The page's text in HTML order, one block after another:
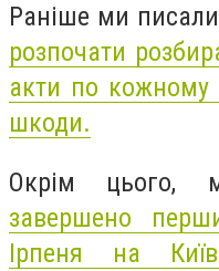
Раніше ми
розпочати
акти по кожному
шкоди.
Окрім цього,
завершено
Ірпеня на